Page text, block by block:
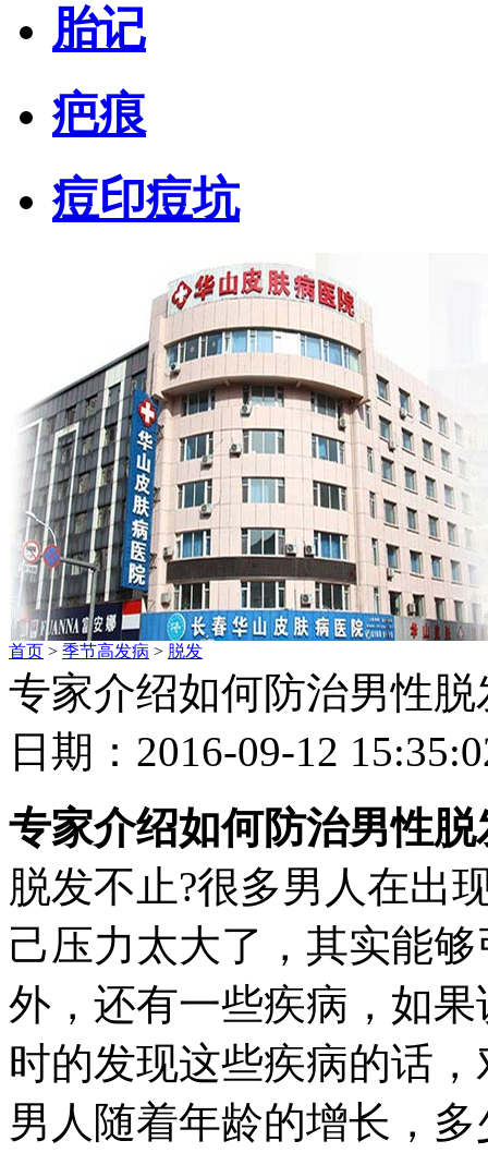
胎记
疤痕
痘印痘坑
首页 > 季节高发病 > 脱发
专家介绍如何防治男性
日期：2016-09-12
专家介绍如何防治男性
脱发不止?很多男人在出
己压力太大了，其实能
外，还有一些疾病，如
时的发现这些疾病的话
男人随着年龄的增长，